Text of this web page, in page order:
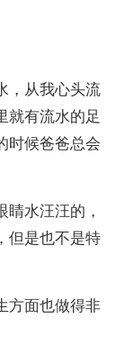
从我心头流
就有流水的足
时候爸爸总会
水汪汪的，
但是也不是特
面也做得非